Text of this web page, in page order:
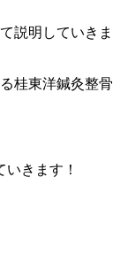
桂東洋鍼灸整骨
きます！